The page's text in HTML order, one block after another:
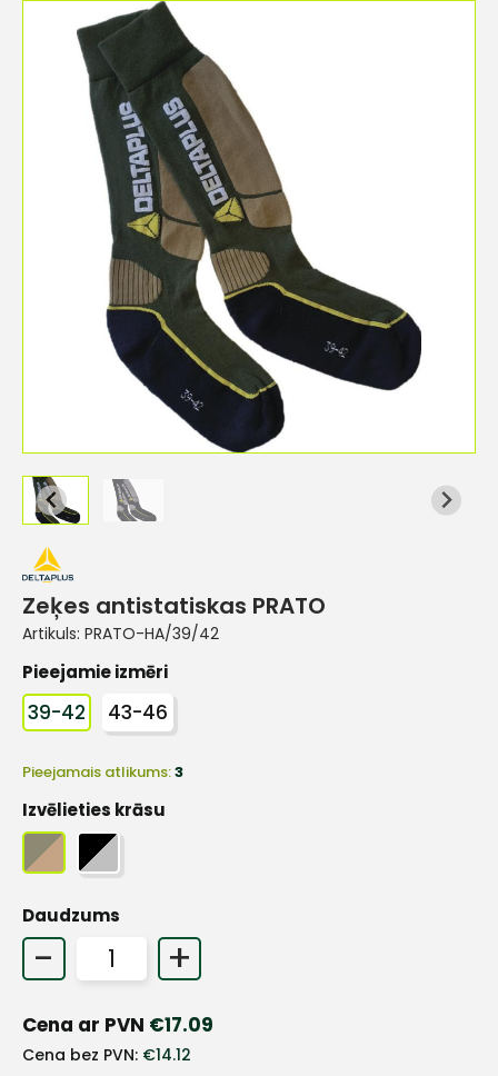
Zeķes antistatiskas PRATO
Artikuls: PRATO-HA/39/42
Pieejamie izmēri
39-42 43-46
Pieejamais atlikums:3
Izvēlieties krāsu
Daudzums
- +
Cena ar PVN €17.09
Cena bez PVN: €14.12
+